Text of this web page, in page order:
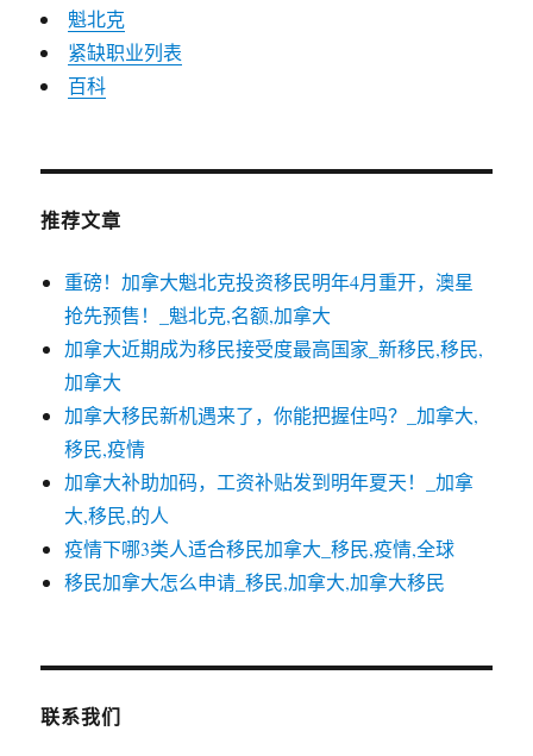
魁北克
紧缺职业列表
百科
推荐文章
重磅！加拿大魁北克投资移民明年4月重开，澳星
抢先预售！_魁北克,名额,加拿大
加拿大近期成为移民接受度最高国家_新移民,移民,
加拿大
加拿大移民新机遇来了，你能把握住吗？_加拿大,
移民,疫情
加拿大补助加码，工资补贴发到明年夏天！_加拿
大,移民,的人
疫情下哪3类人适合移民加拿大_移民,疫情,全球
移民加拿大怎么申请_移民,加拿大,加拿大移民
联系我们